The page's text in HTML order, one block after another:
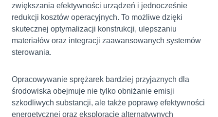
zwiększania efektywności urządzeń i jednocześnie
redukcji kosztów operacyjnych. To możliwe dzięki
skutecznej optymalizacji konstrukcji, ulepszaniu
materiałów oraz integracji zaawansowanych systemów
sterowania.
Opracowywanie sprężarek bardziej przyjaznych dla
środowiska obejmuje nie tylko obniżanie emisji
szkodliwych substancji, ale także poprawę efektywności
energetycznej oraz eksplorację alternatywnych